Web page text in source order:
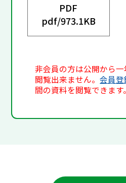
PDF
pdf/973.1KB
非会員の方は公開から
閲覧出来ません。会員登
間の資料を閲覧できます。